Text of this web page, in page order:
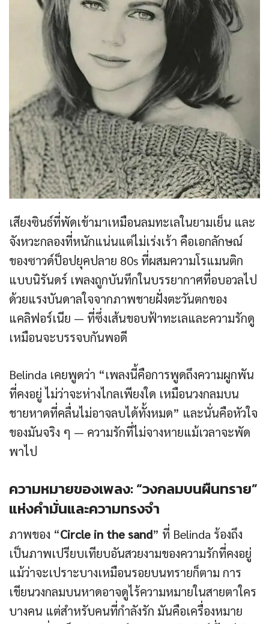
เสียงซินธ์ที่พัดเข้ามาเหมือนลมทะเลในยามเย็น และ
จังหวะกลองที่หนักแน่นแต่ไม่เร่งเร้า คือเอกลักษณ์
ของซาวด์ป็อปยุคปลาย 80s ที่ผสมความโรแมนติก
แบบนิรันดร์ เพลงถูกบันทึกในบรรยากาศที่อบอวลไป
ด้วยแรงบันดาลใจจากภาพชายฝั่งตะวันตกของ
แคลิฟอร์เนีย — ที่ซึ่งเส้นขอบฟ้าทะเลและความรักดู
เหมือนจะบรรจบกันพอดี
Belinda เคยพูดว่า “เพลงนี้คือการพูดถึงความผูกพัน
ที่คงอยู่ ไม่ว่าจะห่างไกลเพียงใด เหมือนวงกลมบน
ชายหาดที่คลื่นไม่อาจลบได้ทั้งหมด” และนั่นคือหัวใจ
ของมันจริง ๆ — ความรักที่ไม่จางหายแม้เวลาจะพัด
พาไป
ความหมายของเพลง: “วงกลมบนผืนทราย”
แห่งคำมั่นและความทรงจำ
ภาพของ “Circle in the sand” ที่ Belinda ร้องถึง
เป็นภาพเปรียบเทียบอันสวยงามของความรักที่คงอยู่
แม้ว่าจะเปราะบางเหมือนรอยบนทรายก็ตาม การ
เขียนวงกลมบนหาดอาจดูไร้ความหมายในสายตาใคร
บางคน แต่สำหรับคนที่กำลังรัก มันคือเครื่องหมาย